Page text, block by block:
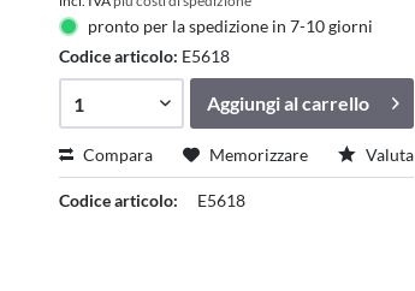
pronto per la spedizione in 7-10 giorni
Codice articolo: E5618
Aggiungi alcarrello
Compara Memorizzare Valuta
Codice articolo: E5618